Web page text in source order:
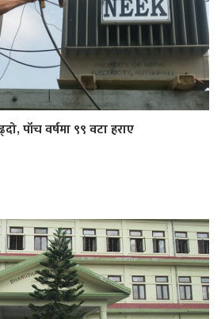
पाँच वर्षमा ९९ वटा हराए